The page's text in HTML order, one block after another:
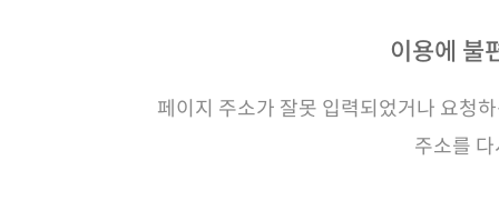
이용에 불
페이지 주소가 잘못 입력되었거나 요청
주소를